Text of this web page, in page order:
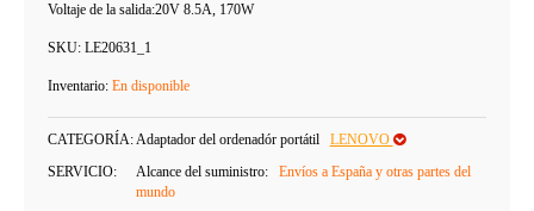
Voltaje de la salida:20V 8.5A, 170W
SKU: LE20631_1
Inventario: En disponible
CATEGORÍA:Adaptador del ordenadór portátil
LENOVO
SERVICIO:
Alcance del suministro:
Envíos a España y otras partes del
mundo